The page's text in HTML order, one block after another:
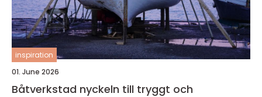
inspiration
01. June 2026
Båtverkstad nyckeln till tryggt och